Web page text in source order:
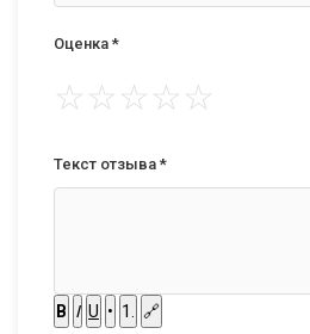
Оценка *
☆☆☆☆☆
Текст отзыва *
B I U • 1. 🔗